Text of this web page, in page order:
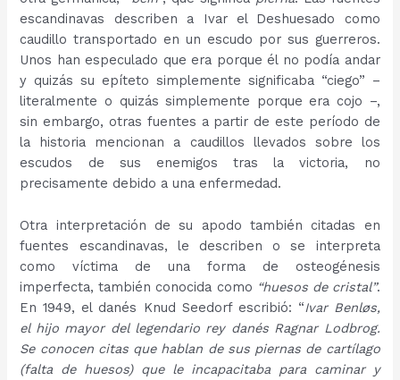
escandinavas describen a Ivar el Deshuesado como
caudillo transportado en un escudo por sus guerreros.
Unos han especulado que era porque él no podía andar
y quizás su epíteto simplemente significaba “ciego” –
literalmente o quizás simplemente porque era cojo –,
sin embargo, otras fuentes a partir de este período de
la historia mencionan a caudillos llevados sobre los
escudos de sus enemigos tras la victoria, no
precisamente debido a una enfermedad.
Otra interpretación de su apodo también citadas en
fuentes escandinavas, le describen o se interpreta
como víctima de una forma de osteogénesis
imperfecta, también conocida como “huesos de cristal”.
En 1949, el danés Knud Seedorf escribió: “Ivar Benløs,
el hijo mayor del legendario rey danés Ragnar Lodbrog.
Se conocen citas que hablan de sus piernas de cartílago
(falta de huesos) que le incapacitaba para caminar y